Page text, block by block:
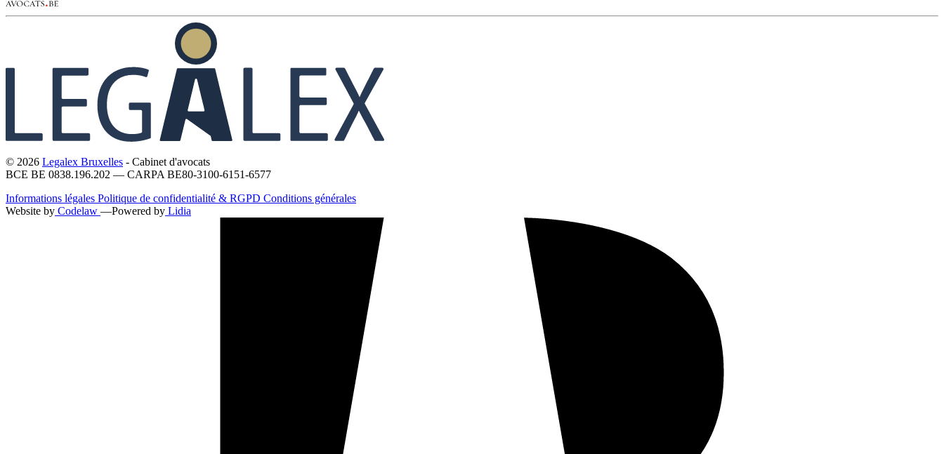
© 2026 Legalex Bruxelles - Cabinet d'avocats
BCE BE 0838.196.202 — CARPA BE80-3100-6151-6577
Informations légales Politique de confidentialité & RGPD Conditions générales
Website by Codelaw —Powered by Lidia